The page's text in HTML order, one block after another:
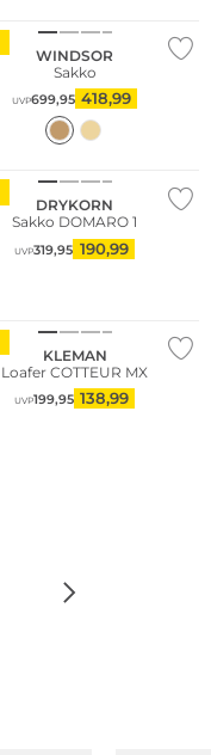
WINDSOR
Sakko
UVP699,95 418,99
DRYKORN
Sakko DOMARO 1
UVP319,95 190,99
KLEMAN
Loafer COTTEUR MX
UVP199,95 138,99